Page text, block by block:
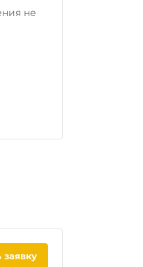
не
заявку